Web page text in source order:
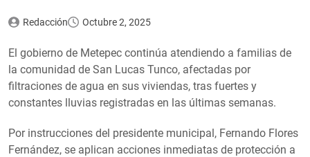
Redacción Octubre 2, 2025
El gobierno de Metepec continúa atendiendo a familias de
la comunidad de San Lucas Tunco, afectadas por
filtraciones de agua en sus viviendas, tras fuertes y
constantes lluvias registradas en las últimas semanas.
Por instrucciones del presidente municipal, Fernando Flores
Fernández, se aplican acciones inmediatas de protección a